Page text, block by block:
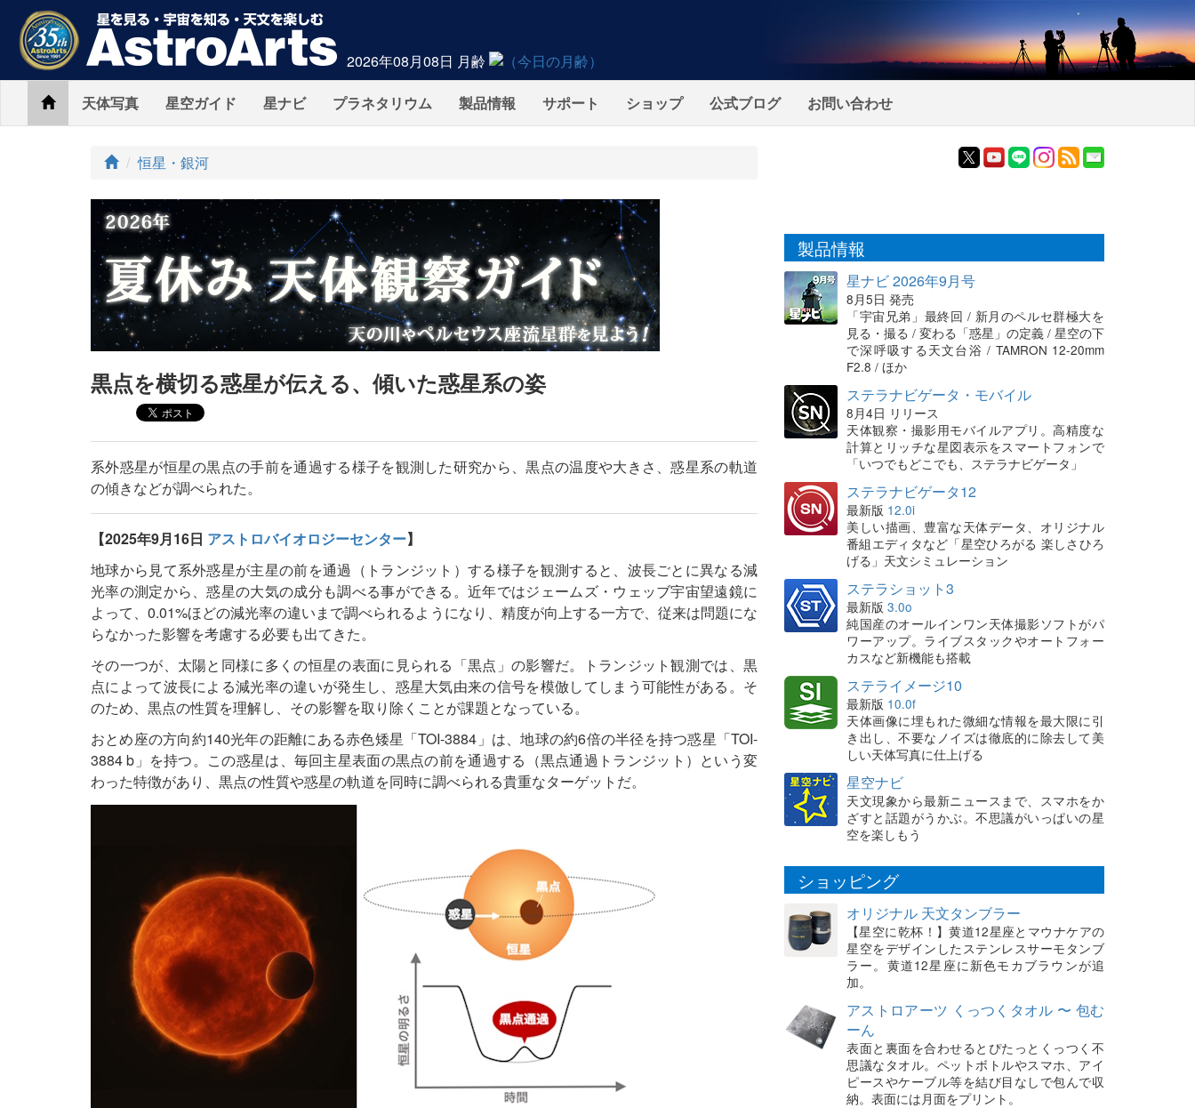
2026年08月08日 月齢
Home天体写真 星空ガイド 星ナビ プラネタリウム 製品情報 サポート ショップ 公式ブログ お問い合わせ
ト
プ
恒星・銀河
黒点を横切る惑星が伝える、傾いた惑星系の姿
系外惑星が恒星の黒点の手前を通過する様子を観測した研究から、黒点の温度や大きさ、惑星系の軌道
の傾きなどが調べられた。
【2025年9月16日 アストロバイオロジーセンター】
地球から見て系外惑星が主星の前を通過（トランジット）する様子を観測すると、波長ごとに異なる減
光率の測定から、惑星の大気の成分も調べる事ができる。近年ではジェームズ・ウェッブ宇宙望遠鏡に
よって、0.01%ほどの減光率の違いまで調べられるようになり、精度が向上する一方で、従来は問題にな
らなかった影響を考慮する必要も出てきた。
その一つが、太陽と同様に多くの恒星の表面に見られる「黒点」の影響だ。トランジット観測では、黒
点によって波長による減光率の違いが発生し、惑星大気由来の信号を模倣してしまう可能性がある。そ
のため、黒点の性質を理解し、その影響を取り除くことが課題となっている。
おとめ座の方向約140光年の距離にある赤色矮星「TOI-3884」は、地球の約6倍の半径を持つ惑星「TOI-
3884 b」を持つ。この惑星は、毎回主星表面の黒点の前を通過する（黒点通過トランジット）という変
わった特徴があり、黒点の性質や惑星の軌道を同時に調べられる貴重なターゲットだ。
製品情報
星ナビ 2026年9月号
8月5日 発売
「宇宙兄弟」最終回 / 新月のペルセ群極大を
見る・撮る / 変わる「惑星」の定義 / 星空の下
で深呼吸する天文台浴 / TAMRON 12-20mm
F2.8 / ほか
ステラナビゲータ・モバイル
8月4日 リリース
天体観察・撮影用モバイルアプリ。高精度な
計算とリッチな星図表示をスマートフォンで
「いつでもどこでも、ステラナビゲータ」
ステラナビゲータ12
最新版 12.0i
美しい描画、豊富な天体データ、オリジナル
番組エディタなど「星空ひろがる 楽しさひろ
げる」天文シミュレーション
ステラショット3
最新版 3.0o
純国産のオールインワン天体撮影ソフトがパ
ワーアップ。ライブスタックやオートフォー
カスなど新機能も搭載
ステライメージ10
最新版 10.0f
天体画像に埋もれた微細な情報を最大限に引
き出し、不要なノイズは徹底的に除去して美
しい天体写真に仕上げる
星空ナビ
天文現象から最新ニュースまで、スマホをか
ざすと話題がうかぶ。不思議がいっぱいの星
空を楽しもう
ショッピング
オリジナル 天文タンブラー
【星空に乾杯！】黄道12星座とマウナケアの
星空をデザインしたステンレスサーモタンブ
ラー。黄道12星座に新色モカブラウンが追
加。
アストロアーツ くっつくタオル 〜 包む
ーん
表面と裏面を合わせるとぴたっとくっつく不
思議なタオル。ペットボトルやスマホ、アイ
ピースやケーブル等を結び目なしで包んで収
納。表面には月面をプリント。